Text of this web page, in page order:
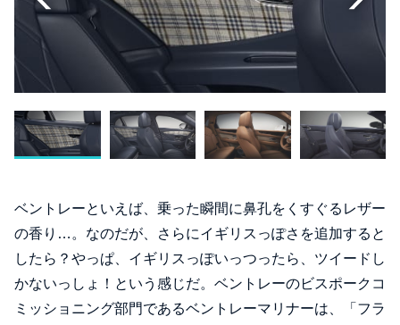
ベントレーといえば、乗った瞬間に鼻孔をくすぐるレザー
の香り…。なのだが、さらにイギリスっぽさを追加すると
したら？やっぱ、イギリスっぽいっつったら、ツイードし
かないっしょ！という感じだ。ベントレーのビスポークコ
ミッショニング部門であるベントレーマリナーは、「フラ